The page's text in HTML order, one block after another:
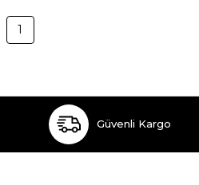
1
Güvenli Kargo